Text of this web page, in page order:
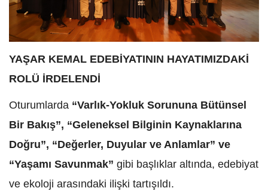
YAŞAR KEMAL EDEBİYATININ HAYATIMIZDAKİ
ROLÜ İRDELENDİ
Oturumlarda “Varlık-Yokluk Sorununa Bütünsel
Bir Bakış”, “Geleneksel Bilginin Kaynaklarına
Doğru”, “Değerler, Duyular ve Anlamlar” ve
“Yaşamı Savunmak” gibi başlıklar altında, edebiyat
ve ekoloji arasındaki ilişki tartışıldı.